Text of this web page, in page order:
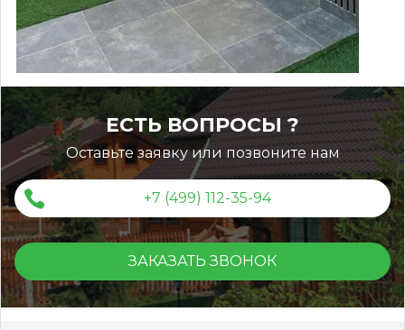
Монтаж забора из
универсальной доски ДПК
Монтаж вентфасада из
универсальной доски ДПК
ЕСТЬ ВОПРОСЫ ?
Оставьте заявку или позвоните нам
+7 (499) 112-35-94
ЗАКАЗАТЬ ЗВОНОК